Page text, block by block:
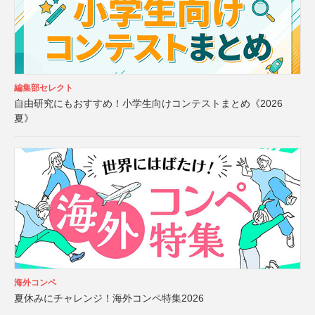
編集部セレクト
自由研究にもおすすめ！小学生向けコンテストまとめ《2026
夏》
海外コンペ
夏休みにチャレンジ！海外コンペ特集2026